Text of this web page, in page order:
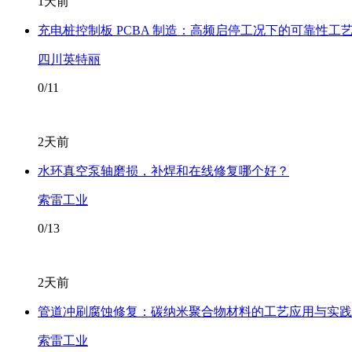
充电桩控制板 PCBA 制造：高频启停工况下的可靠性工
四川英特丽
0/11
2天前
水环真空泵轴磨损，补焊和在线修复哪个好？
索雷工业
0/13
2天前
管道冲刷腐蚀修复：碳纳米聚合物材料的工艺应用与实践
索雷工业